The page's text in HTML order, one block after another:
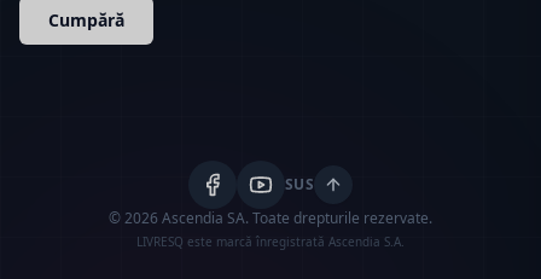
Cumpără
SUS
© 2026 Ascendia SA. Toate drepturile rezervate.
LIVRESQ este marcă înregistrată Ascendia S.A.